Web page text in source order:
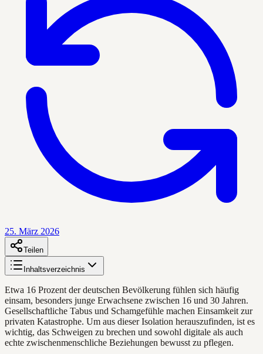
25. März 2026
Teilen
Inhaltsverzeichnis
Etwa 16 Prozent der deutschen Bevölkerung fühlen sich häufig
einsam, besonders junge Erwachsene zwischen 16 und 30 Jahren.
Gesellschaftliche Tabus und Schamgefühle machen Einsamkeit zur
privaten Katastrophe. Um aus dieser Isolation herauszufinden, ist es
wichtig, das Schweigen zu brechen und sowohl digitale als auch
echte zwischenmenschliche Beziehungen bewusst zu pflegen.